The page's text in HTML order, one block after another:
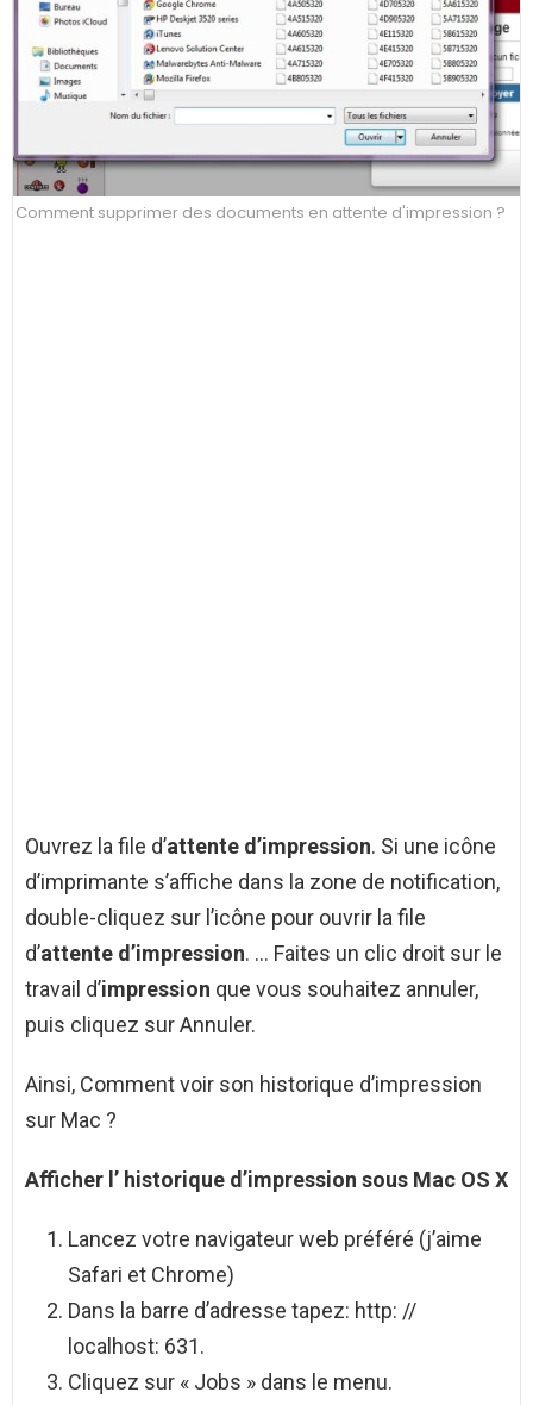
Comment supprimer des documents en attente d'impression ?
Ouvrez la file d’attente d’impression. Si une icône
d’imprimante s’affiche dans la zone de notification,
double-cliquez sur l’icône pour ouvrir la file
d’attente d’impression. … Faites un clic droit sur le
travail d’impression que vous souhaitez annuler,
puis cliquez sur Annuler.
Ainsi, Comment voir son historique d’impression
sur Mac ?
Afficher l’ historique d’impression sous Mac OS X
Lancez votre navigateur web préféré (j’aime
Safari et Chrome)
Dans la barre d’adresse tapez: http: //
localhost: 631.
Cliquez sur « Jobs » dans le menu.